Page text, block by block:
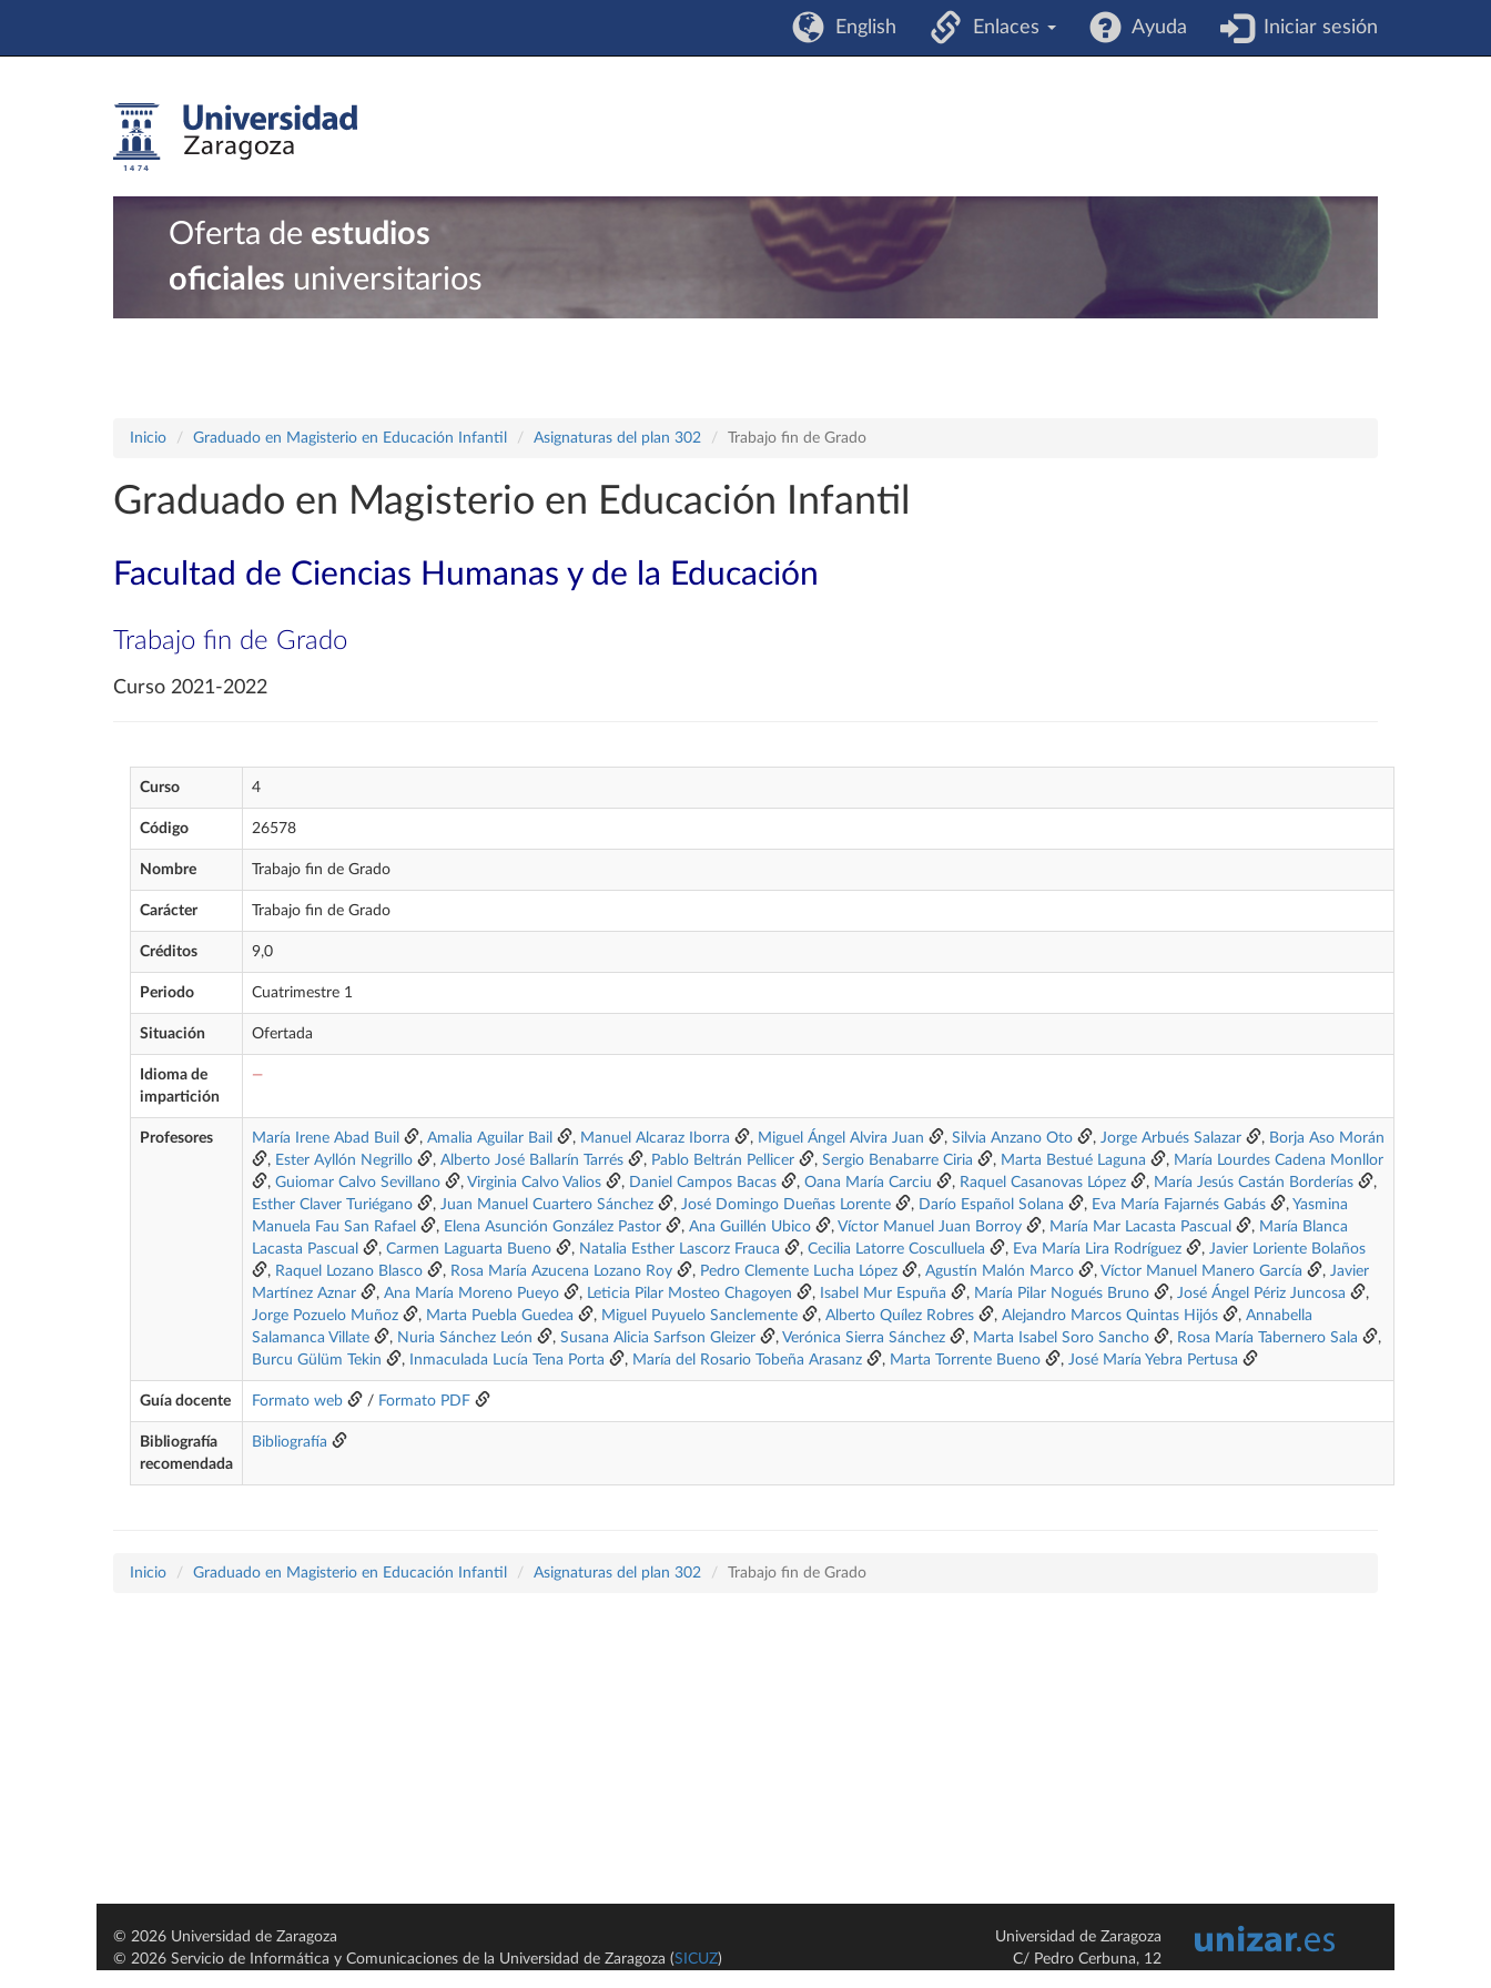
English Enlaces Ayuda Iniciar sesión
Oferta de estudios
oficiales universitarios
Inicio Graduado en Magisterio en Educación Infantil Asignaturas del plan 302 Trabajo fin de Grado
Graduado en Magisterio en Educación Infantil
Facultad de Ciencias Humanas y de la Educación
Trabajo fin de Grado
Curso 2021-2022
Curso 4
Código 26578
Nombre Trabajo fin de Grado
Carácter Trabajo fin de Grado
Créditos 9,0
Periodo Cuatrimestre 1
Situación Ofertada
Idioma de
impartición
—
Profesores María Irene Abad Buil , Amalia Aguilar Bail , Manuel Alcaraz Iborra , Miguel Ángel Alvira Juan , Silvia Anzano Oto , Jorge Arbués Salazar , Borja Aso Morán
, Ester Ayllón Negrillo , Alberto José Ballarín Tarrés , Pablo Beltrán Pellicer , Sergio Benabarre Ciria , Marta Bestué Laguna , María Lourdes Cadena Monllor
, Guiomar Calvo Sevillano , Virginia Calvo Valios , Daniel Campos Bacas , Oana María Carciu , Raquel Casanovas López , María Jesús Castán Borderías
,
Esther Claver Turiégano
, Juan Manuel Cuartero Sánchez , José Domingo Dueñas Lorente , Darío Español Solana , Eva María Fajarnés Gabás , Yasmina
Manuela Fau San Rafael
, Elena Asunción González Pastor , Ana Guillén Ubico , Víctor Manuel Juan Borroy , María Mar Lacasta Pascual , María Blanca
Lacasta Pascual
, Carmen Laguarta Bueno , Natalia Esther Lascorz Frauca , Cecilia Latorre Cosculluela , Eva María Lira Rodríguez , Javier Loriente Bolaños
, Raquel Lozano Blasco , Rosa María Azucena Lozano Roy , Pedro Clemente Lucha López , Agustín Malón Marco , Víctor Manuel Manero García , Javier
Martínez Aznar
, Ana María Moreno Pueyo , Leticia Pilar Mosteo Chagoyen , Isabel Mur Espuña , María Pilar Nogués Bruno , José Ángel Périz Juncosa
,
Jorge Pozuelo Muñoz
, Marta Puebla Guedea , Miguel Puyuelo Sanclemente , Alberto Quílez Robres , Alejandro Marcos Quintas Hijós , Annabella
Salamanca Villate
, Nuria Sánchez León , Susana Alicia Sarfson Gleizer , Verónica Sierra Sánchez , Marta Isabel Soro Sancho , Rosa María Tabernero Sala
,
Burcu Gülüm Tekin
, Inmaculada Lucía Tena Porta , María del Rosario Tobeña Arasanz , Marta Torrente Bueno , José María Yebra Pertusa
Guía docente Formato web / Formato PDF
Bibliografía
recomendada
Bibliografía
Inicio Graduado en Magisterio en Educación Infantil Asignaturas del plan 302 Trabajo fin de Grado
© 2026 Universidad de Zaragoza
© 2026 Servicio de Informática y Comunicaciones de la Universidad de Zaragoza (SICUZ)
Universidad de Zaragoza
C/ Pedro Cerbuna, 12